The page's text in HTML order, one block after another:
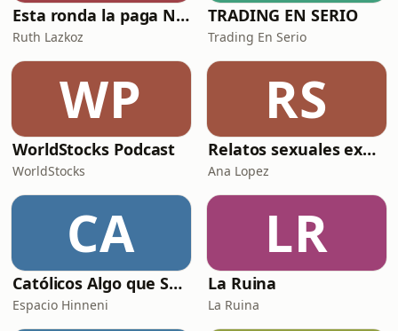
Esta ronda la paga Newton
Ruth Lazkoz
TRADING EN SERIO
Trading En Serio
WP
WorldStocks Podcast
WorldStocks
RS
Relatos sexuales explícitos
Ana Lopez
CA
Católicos Algo que Saber
Espacio Hinneni
LR
La Ruina
La Ruina